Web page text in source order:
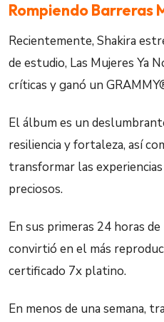
Rompiendo Barreras
Recientemente, Shakira
de estudio, Las Mujeres Ya
críticas y ganó un
El álbum es un
resiliencia y fortaleza, así
transformar las
preciosos.
En sus primeras 24 horas
convirtió en el más
certificado 7x platino.
En menos de una semana,